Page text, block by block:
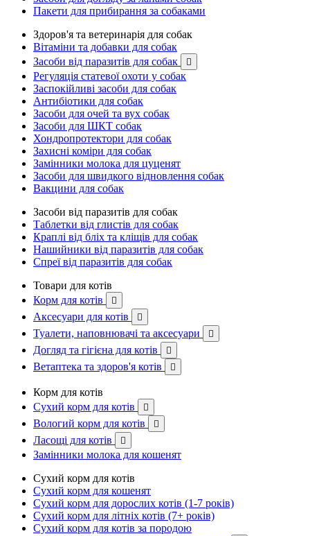
Пакети для прибирання за собаками
Здоров'я та ветеринарія для собак
Вітаміни та добавки для собак
Засоби від паразитів для собак

Регуляція статевої охоти у собак
Заспокійливі засоби для собак
Антибіотики для собак
Засоби для очей та вух собак
Засоби для ШКТ собак
Хондропротектори для собак
Захисні коміри для собак
Замінники молока для цуценят
Засоби для швидкого відновлення собак
Вакцини для собак
Засоби від паразитів для собак
Таблетки від глистів для собак
Краплі від бліх та кліщів для собак
Нашийники від паразитів для собак
Спреї від паразитів для собак
Товари для котів
Корм для котів

Аксесуари для котів 
Туалети, наповнювачі та аксесуари 
Догляд та гігієна для котів 
Ветаптека та здоров'я котів 
Корм для котів
Сухий корм для котів

Вологий корм для котів 
Ласощі для котів 
Замінники молока для кошенят
Сухий корм для котів
Сухий корм для кошенят
Сухий корм для дорослих котів (1-7 років)
Сухий корм для літніх котів (7+ років)
Сухий корм для котів за породою